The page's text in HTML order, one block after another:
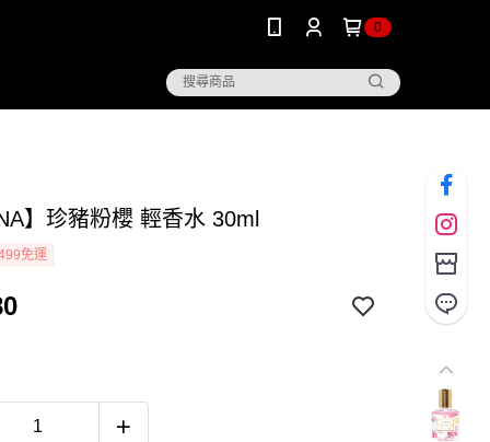
0
】珍豬粉櫻 輕香水 30ml
免運